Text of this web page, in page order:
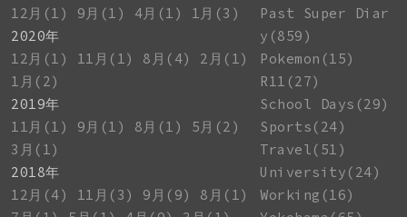
12月(1)
9月(1) 4月(1)
1月(3)
2020年
12月(1)
11月(1) 8月(4)
2月(1)
1月(2)
2019年
11月(1)
9月(1) 8月(1)
5月(2)
3月(1)
2018年
12月(4)
11月(3) 9月(9)
8月(1)
Past Super Diar
y(859)
Pokemon(15)
R11(27)
School Days(29)
Sports(24)
Travel(51)
University(24)
Working(16)